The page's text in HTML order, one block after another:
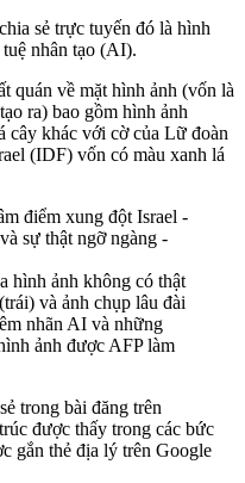
sẻ trực tuyến đó là hình
nhân tạo (AI).
quán về mặt hình ảnh (vốn là
ra) bao gồm hình ảnh
cây khác với cờ của Lữ đoàn
(IDF) vốn có màu xanh lá
hình ảnh không có thật
và ảnh chụp lâu đài
nhãn AI và những
ảnh được AFP làm
trong bài đăng trên
được thấy trong các bức
gắn thẻ địa lý trên Google